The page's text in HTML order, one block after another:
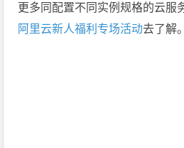
更多同配置不同实例规格的云服
阿里云新人福利专场活动去了解。